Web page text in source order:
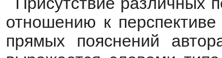
отношению к
прямых пояснений